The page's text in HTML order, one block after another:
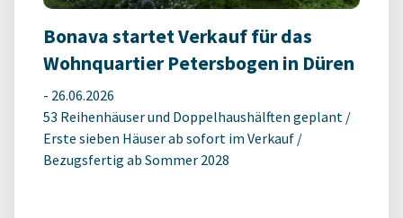
Bonava startet Verkauf für das
Wohnquartier Petersbogen in Düren
- 26.06.2026
53 Reihenhäuser und Doppelhaushälften geplant /
Erste sieben Häuser ab sofort im Verkauf /
Bezugsfertig ab Sommer 2028